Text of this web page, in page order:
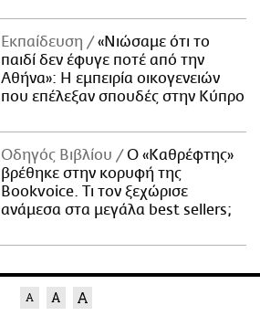
Εκπαίδευση
«Νιώσαμε ότι το
παιδί δεν έφυγε ποτέ από την
Αθήνα»: Η εμπειρία οικογενειών
που επέλεξαν σπουδές στην Κύπρο
Οδηγός Βιβλίου
Ο «Καθρέφτης»
βρέθηκε στην κορυφή της
Bookvoice. Τι τον ξεχώρισε
ανάμεσα στα μεγάλα best sellers;